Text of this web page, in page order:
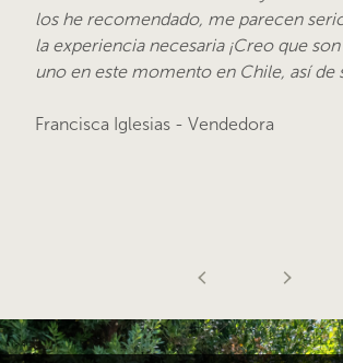
los he recomendado, me parecen
la experiencia necesaria ¡Creo que
uno en este momento en Chile, así de
Francisca Iglesias - Vendedora